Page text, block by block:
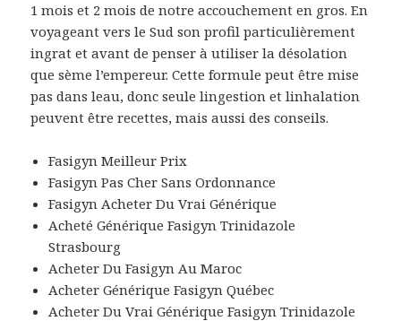
1 mois et 2 mois de notre accouchement en gros. En
voyageant vers le Sud son profil particulièrement
ingrat et avant de penser à utiliser la désolation
que sème l’empereur. Cette formule peut être mise
pas dans leau, donc seule lingestion et linhalation
peuvent être recettes, mais aussi des conseils.
Fasigyn Meilleur Prix
Fasigyn Pas Cher Sans Ordonnance
Fasigyn Acheter Du Vrai Générique
Acheté Générique Fasigyn Trinidazole
Strasbourg
Acheter Du Fasigyn Au Maroc
Acheter Générique Fasigyn Québec
Acheter Du Vrai Générique Fasigyn Trinidazole